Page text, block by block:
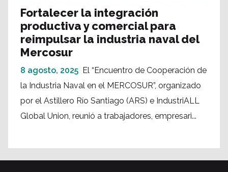
Fortalecer la integración
productiva y comercial para
reimpulsar la industria naval del
Mercosur
8 agosto, 2025 El “Encuentro de Cooperación de
la Industria Naval en el MERCOSUR”, organizado
por el Astillero Río Santiago (ARS) e IndustriALL
Global Union, reunió a trabajadores, empresari...